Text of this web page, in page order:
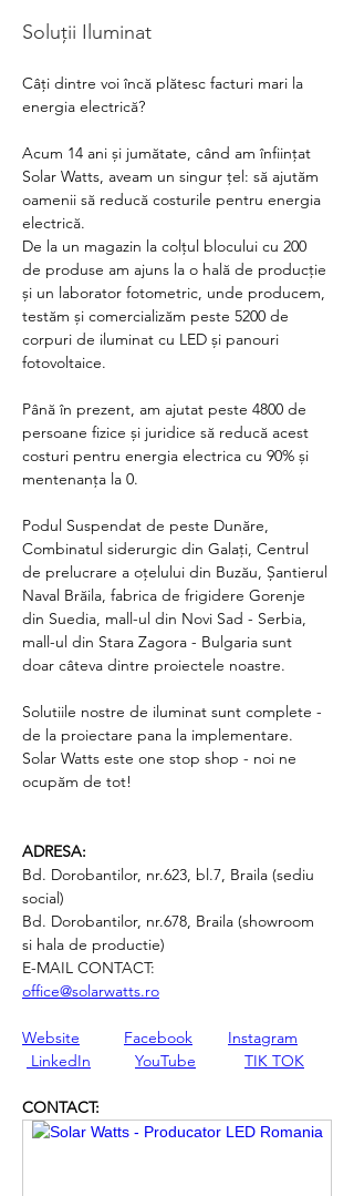
Soluții Iluminat
Câți dintre voi încă plătesc facturi mari la
energia electrică?
Acum 14 ani și jumătate, când am înființat
Solar Watts, aveam un singur țel: să ajutăm
oamenii să reducă costurile pentru energia
electrică.
De la un magazin la colțul blocului cu 200
de produse am ajuns la o hală de producție
și un laborator fotometric, unde producem,
testăm și comercializăm peste 5200 de
corpuri de iluminat cu LED și panouri
fotovoltaice.
Până în prezent, am ajutat peste 4800 de
persoane fizice și juridice să reducă acest
costuri pentru energia electrica cu 90% și
mentenanța la 0.
Podul Suspendat de peste Dunăre,
Combinatul siderurgic din Galați, Centrul
de prelucrare a oțelului din Buzău, Șantierul
Naval Brăila, fabrica de frigidere Gorenje
din Suedia, mall-ul din Novi Sad - Serbia,
mall-ul din Stara Zagora - Bulgaria sunt
doar câteva dintre proiectele noastre.
Solutiile nostre de iluminat sunt complete -
de la proiectare pana la implementare.
Solar Watts este one stop shop - noi ne
ocupăm de tot!
ADRESA:
Bd. Dorobantilor, nr.623, bl.7, Braila (sediu
social)
Bd. Dorobantilor, nr.678, Braila (showroom
si hala de productie)
E-MAIL CONTACT:
office@solarwatts.ro
Website Facebook
Instagram
LinkedIn
YouTube TIK TOK
CONTACT: